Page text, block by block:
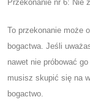
Przekonanie nr 6: Nie
To przekonanie może
bogactwa. Jeśli
nawet nie próbować
musisz skupić się na
bogactwo.